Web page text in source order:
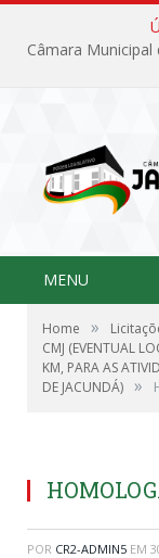
MENU
Home »
CMJ (EVENTUAL
KM, PARA AS
DE JACUNDÁ) »
POR CR2-ADMIN5 EM